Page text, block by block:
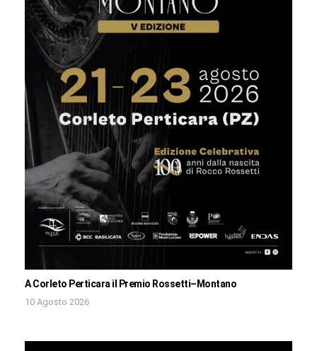
A Corleto Perticara il Premio Rossetti–Montano
10 Agosto 2026